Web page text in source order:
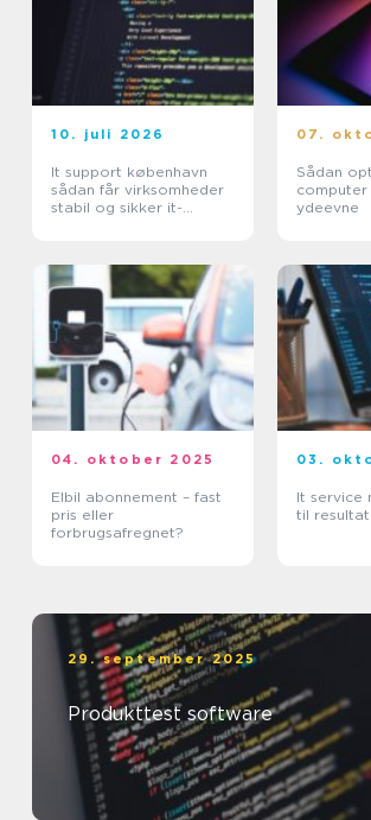
10. juli 2026
It support københavn
sådan får virksomheder
stabil og sikker it-
07.
Sådan
ydeevne
04. oktober 2025
Elbil abonnement – fast
pris eller
forbrugsafregnet?
03.
It service
til
29. september 2025
Produkttest software